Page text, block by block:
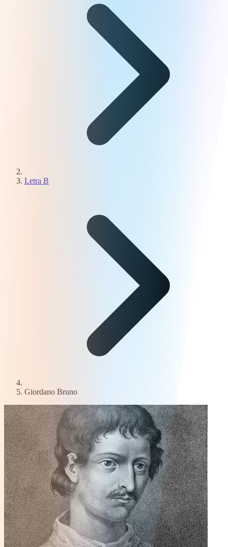
Letra B
Giordano Bruno